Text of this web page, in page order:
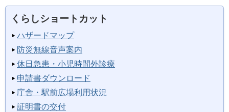
くらしショートカット
ハザードマップ
防災無線音声案内
休日急患・小児時間外診療
申請書ダウンロード
庁舎・駅前広場利用状況
証明書の交付